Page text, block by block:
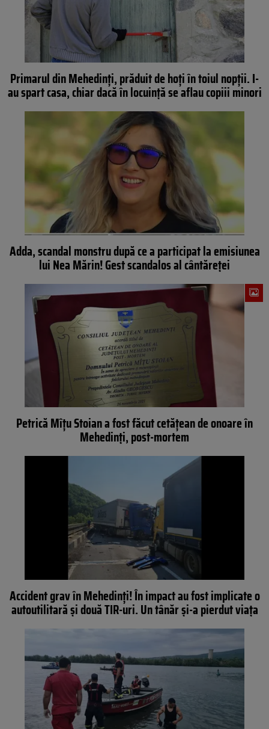
Primarul din Mehedinți, prăduit de hoți în toiul nopții. I-
au spart casa, chiar dacă în locuință se aflau copiii minori
Adda, scandal monstru după ce a participat la emisiunea
lui Nea Mărin! Gest scandalos al cântăreţei
Petrică Mîţu Stoian a fost făcut cetăţean de onoare în
Mehedinţi, post-mortem
Accident grav în Mehedinți! În impact au fost implicate o
autoutilitară și două TIR-uri. Un tânăr și-a pierdut viața